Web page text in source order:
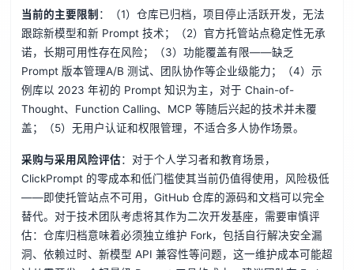
当前的主要限制 ：（1）仓库已归档，项目停止活跃开发，无法
跟踪新模型和新 Prompt 技术；（2）官方托管站点稳定性无承
诺，长期可用性存在风险；（3）功能覆盖有限——缺乏
Prompt 版本管理A/B 测试、团队协作等企业级能力；（4）示
例库以 2023 年初的 Prompt 知识为主，对于 Chain-of-
Thought、Function Calling、MCP 等随后兴起的技术并未覆
盖；（5）无用户认证和权限管理，不适合多人协作场景。
采购与采用风险评估：对于个人学习者和教育场景，
ClickPrompt 的零成本和低门槛使其当前仍值得使用，风险极低
——即使托管站点不可用，GitHub 仓库的源码和文档可以完全
替代。对于技术团队考虑将其作为二次开发基座，需要审慎评
估：仓库归档意味着必须独立维护 Fork，包括自行解决安全漏
洞、依赖过时、新模型 API 兼容性等问题，这一维护成本可能超